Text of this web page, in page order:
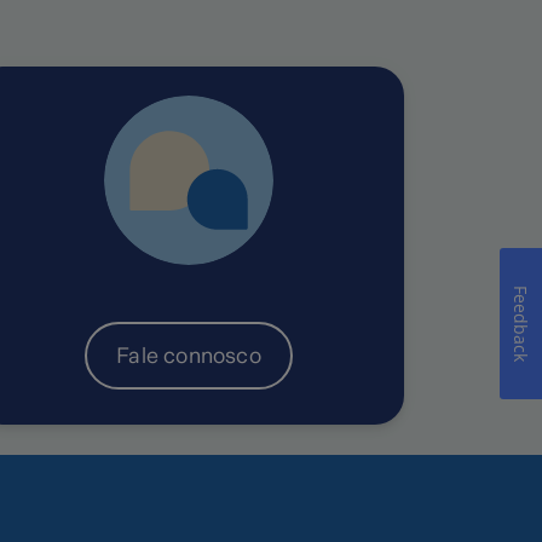
Fale connosco Feedback